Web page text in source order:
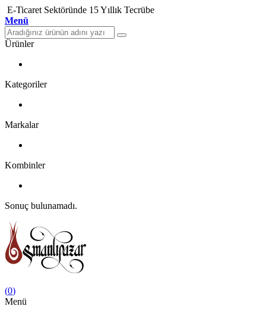
E-Ticaret Sektöründe 15 Yıllık Tecrübe
Menü
Ürünler
Kategoriler
Markalar
Kombinler
Sonuç bulunamadı.
(0)
Menü